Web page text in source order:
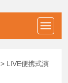
> LIVE便携式演